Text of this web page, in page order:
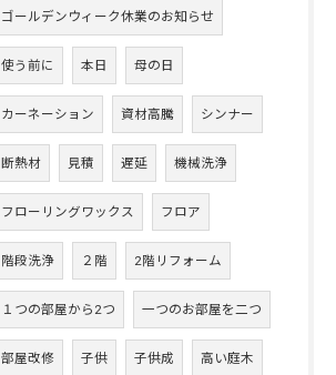
ゴールデンウィーク休業のお知らせ
使う前に 本日 母の日
カーネーション 資材高騰 シンナー
断熱材 見積 遅延 機械洗浄
フローリングワックス フロア
階段洗浄 ２階 2階リフォーム
１つの部屋から2つ 一つのお部屋を二つ
部屋改修 子供 子供成 高い庭木